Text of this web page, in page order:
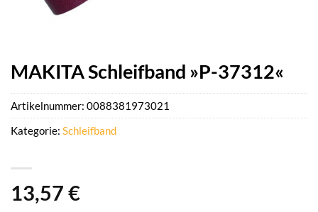
MAKITA Schleifband »P-37312«
13,57 €
Artikelnummer: 0088381973021
Kategorie: Schleifband